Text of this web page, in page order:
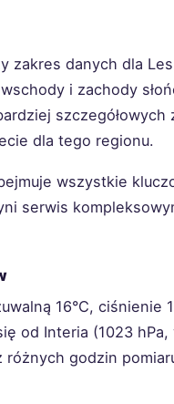
zakres danych dla
i zachody
szczegółowych
dla tego regionu.
wszystkie
serwis
16°C, ciśnienie
od Interia (1023 hPa,
różnych godzin